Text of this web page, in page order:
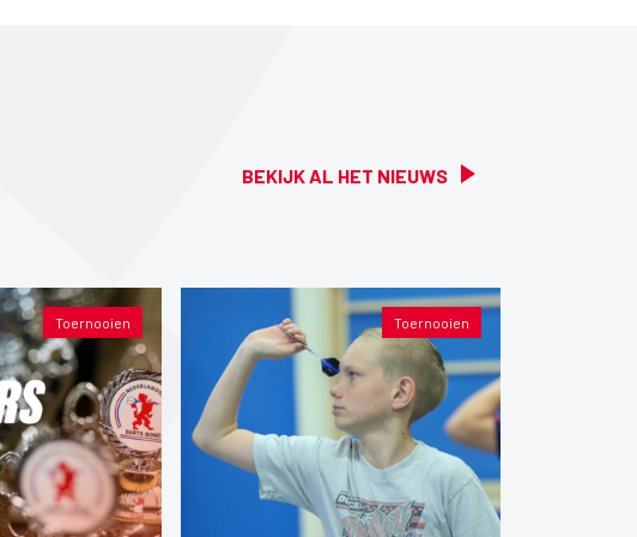
BEKIJK AL HET NIEUWS
Toernooien Toernooien